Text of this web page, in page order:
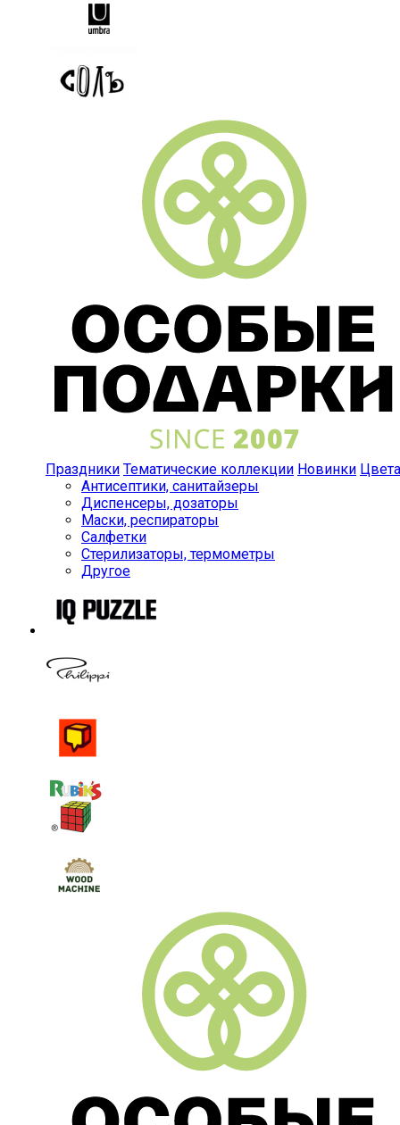
Праздники Тематические коллекции Новинки Цвета
Антисептики, санитайзеры
Диспенсеры, дозаторы
Маски, респираторы
Салфетки
Стерилизаторы, термометры
Другое